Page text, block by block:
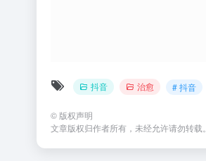
抖音 治愈 # 抖音
© 版权声明
文章版权归作者所有，未经允许请勿转载。